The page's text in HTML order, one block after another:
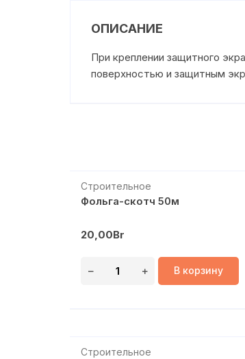
ОПИСАНИЕ
При креплении защитного
поверхностью и защитным
Строительное
Фольга-скотч 50м
20,00Br
В корзину
Строительное